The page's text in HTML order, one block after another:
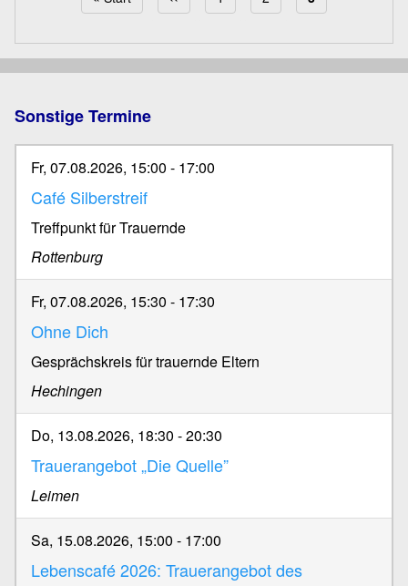
Seitennummerierung
Sonstige Termine
Fr, 07.08.2026, 15:00 - 17:00
Café Silberstreif
Treffpunkt für Trauernde
Rottenburg
Fr, 07.08.2026, 15:30 - 17:30
Ohne Dich
Gesprächskreis für trauernde Eltern
Hechingen
Do, 13.08.2026, 18:30 -20:30
Trauerangebot „Die Quelle”
Leimen
Sa, 15.08.2026, 15:00 - 17:00
Lebenscafé 2026: Trauerangebot des